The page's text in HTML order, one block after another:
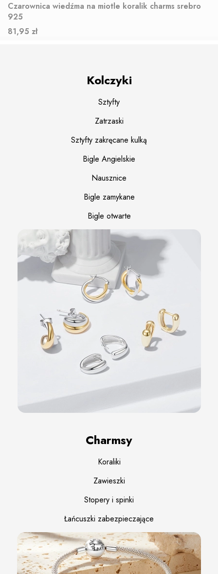
Czarownica wiedźma na miotle koralik charms srebro
925
Cena
81,95 zł
Kolczyki
Sztyfty
Zatrzaski
Sztyfty zakręcane kulką
Bigle Angielskie
Nausznice
Bigle zamykane
Bigle otwarte
Charmsy
Koraliki
Zawieszki
Stopery i spinki
Łańcuszki zabezpieczające